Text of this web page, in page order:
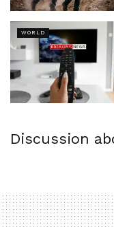
WORLD
Discussion